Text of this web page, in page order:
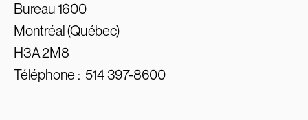
Bureau 1600
Montréal (Québec)
H3A 2M8
Téléphone :514 397-8600